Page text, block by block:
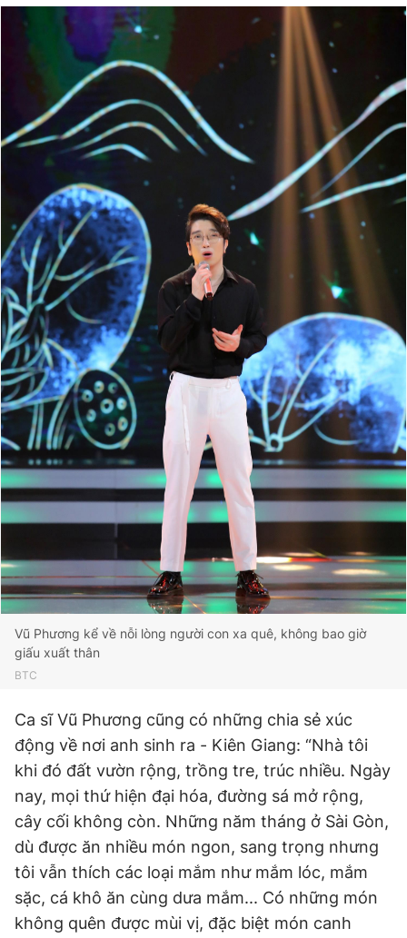
Vũ Phương kể về nỗi lòng người con xa quê, không bao giờ
giấu xuất thân
BTC
Ca sĩ Vũ Phương cũng có những chia sẻ xúc
động về nơi anh sinh ra - Kiên Giang: “Nhà tôi
khi đó đất vườn rộng, trồng tre, trúc nhiều. Ngày
nay, mọi thứ hiện đại hóa, đường sá mở rộng,
cây cối không còn. Những năm tháng ở Sài Gòn,
dù được ăn nhiều món ngon, sang trọng nhưng
tôi vẫn thích các loại mắm như mắm lóc, mắm
sặc, cá khô ăn cùng dưa mắm... Có những món
không quên được mùi vị, đặc biệt món canh